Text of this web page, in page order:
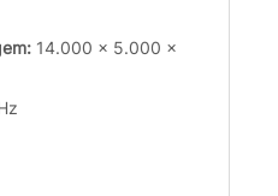
14.000 x 5.000 x